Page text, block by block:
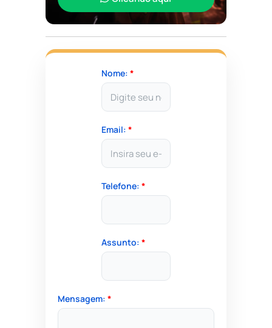
Nome: *
Email: *
Telefone: *
Assunto: *
Mensagem: *